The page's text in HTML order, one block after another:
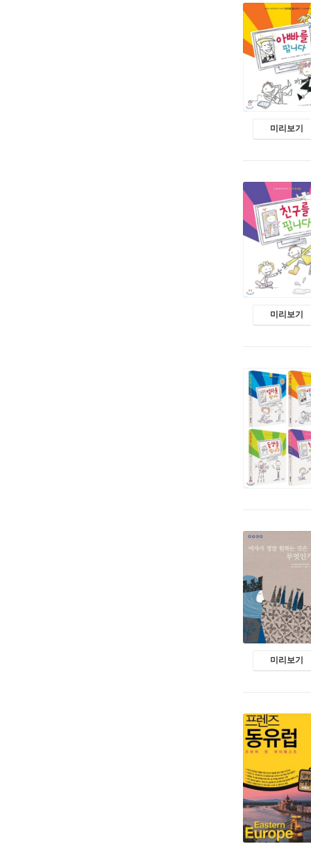
미리보기
미리보기
미리보기